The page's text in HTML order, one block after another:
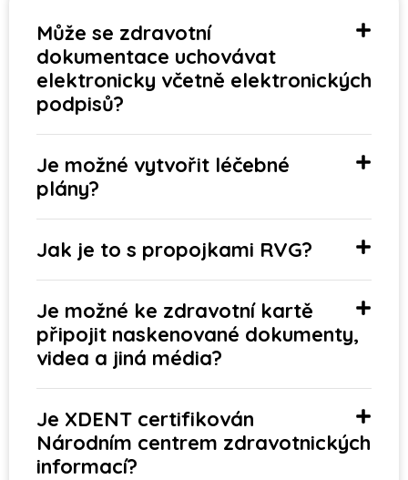
Může se zdravotní
dokumentace uchovávat
elektronicky včetně elektronických
podpisů?
Je možné vytvořit léčebné
plány?
Jak je to s propojkami RVG?
Je možné ke zdravotní kartě
připojit naskenované dokumenty,
videa a jiná média?
Je XDENT certifikován
Národním centrem zdravotnických
informací?